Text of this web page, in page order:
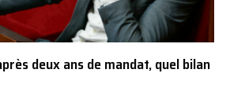
deux ans de mandat, quel bilan